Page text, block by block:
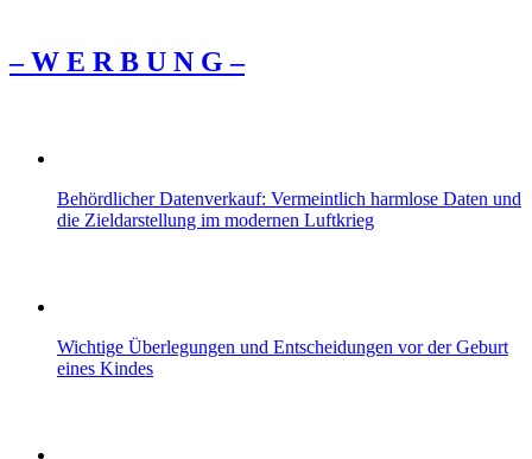
– W Ε R Β U Ν G –
Behördlicher Datenverkauf: Vermeintlich harmlose Daten und
die Zieldarstellung im modernen Luftkrieg
Wichtige Überlegungen und Entscheidungen vor der Geburt
eines Kindes